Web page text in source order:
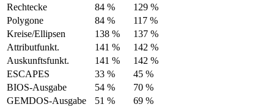
Rechtecke
84 %
129 %
Polygone
84 %
117 %
Kreise/Ellipsen
138 %
137 %
Attributfunkt.
141 %
142 %
Auskunftsfunkt.
141 %
142 %
ESCAPES
33 %
45 %
BIOS-Ausgabe
54 %
70 %
GEMDOS-Ausgabe
51 %
69 %